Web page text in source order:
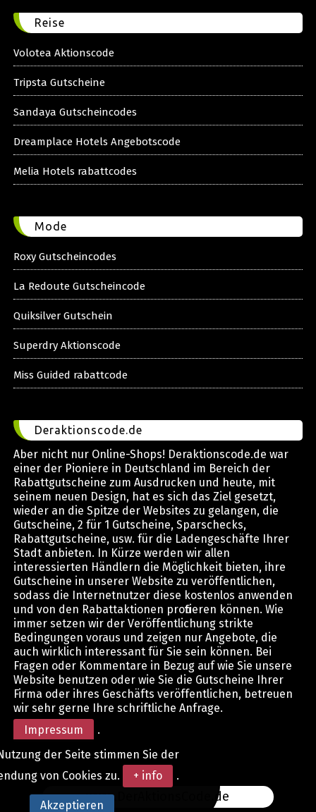
Reise
Volotea Aktionscode
Tripsta Gutscheine
Sandaya Gutscheincodes
Dreamplace Hotels Angebotscode
Melia Hotels rabattcodes
Mode
Roxy Gutscheincodes
La Redoute Gutscheincode
Quiksilver Gutschein
Superdry Aktionscode
Miss Guided rabattcode
Deraktionscode.de
Aber nicht nur Online-Shops! Deraktionscode.de war
einer der Pioniere in Deutschland im Bereich der
Rabattgutscheine zum Ausdrucken und heute, mit
seinem neuen Design, hat es sich das Ziel gesetzt,
wieder an die Spitze der Websites zu gelangen, die
Gutscheine, 2 für 1 Gutscheine, Sparschecks,
Rabattgutscheine, usw. für die Ladengeschäfte Ihrer
Stadt anbieten. In Kürze werden wir allen
interessierten Händlern die Möglichkeit bieten, ihre
Gutscheine in unserer Website zu veröffentlichen,
sodass die Internetnutzer diese kostenlos anwenden
und von den Rabattaktionen profitieren können. Wie
immer setzen wir der Veröffentlichung strikte
Bedingungen voraus und zeigen nur Angebote, die
auch wirklich interessant für Sie sein können. Bei
Fragen oder Kommentare in Bezug auf wie Sie unsere
Website benutzen oder wie Sie die Gutscheine Ihrer
Firma oder ihres Geschäfts veröffentlichen, betreuen
wir sehr gerne Ihre schriftliche Anfrage.
Impressum
.
www.DerAktionsCode.de
der Seite stimmen Sie der
von Cookies zu.
+ info .
Akzeptieren